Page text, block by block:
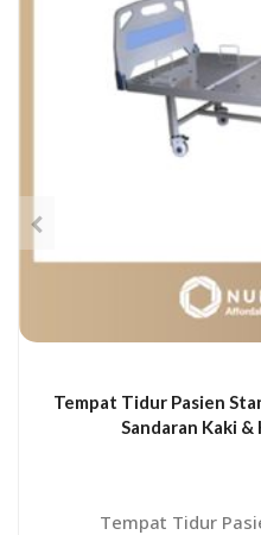
Tempat Tidur Pasien
Sandaran Kaki &
Tempat Tidur